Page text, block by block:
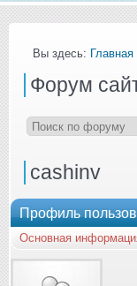
Вы здесь: Главная
Форум
cashinv
Профиль
Основная